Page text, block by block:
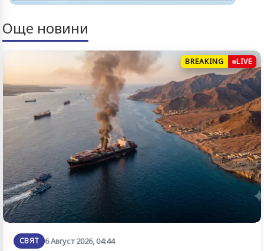
Още новини
BREAKING LIVE
СВЯТ 6 Август 2026, 04:44